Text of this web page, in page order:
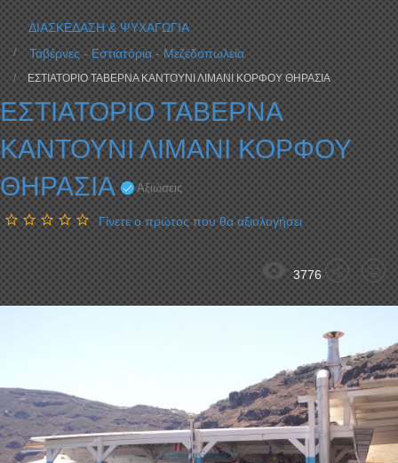
ΔΙΑΣΚΕΔΑΣΗ & ΨΥΧΑΓΩΓΙΑ
Ταβέρνες - Εστιατόρια - Μεζεδοπωλεία
ΕΣΤΙΑΤΟΡΙΟ ΤΑΒΕΡΝΑ ΚΑΝΤΟΥΝΙ ΛΙΜΑΝΙ ΚΟΡΦΟΥ ΘΗΡΑΣΙΑ
ΕΣΤΙΑΤΟΡΙΟ ΤΑΒΕΡΝΑ
ΚΑΝΤΟΥΝΙ ΛΙΜΑΝΙ ΚΟΡΦΟΥ
ΘΗΡΑΣΙΑ
Αξιώσεις
Γίνετε ο πρώτος που θα αξιολογήσει
3776